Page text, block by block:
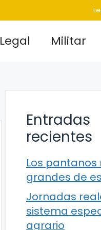
Legal Militar
Entradas
recientes
Los pantanos
grandes de
Jornadas
sistema
agrario